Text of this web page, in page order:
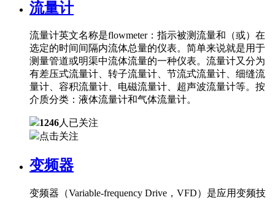
流量计
流量计英文名称是flowmeter：指示被测流量和（或）在
选定的时间间隔内流体总量的仪表。简单来说就是用于
测量管道或明渠中流体流量的一种仪表。流量计又分为
有差压式流量计、转子流量计、节流式流量计、细缝流
量计、容积流量计、电磁流量计、超声波流量计等。按
介质分类：液体流量计和气体流量计。
1246人已关注
点击关注
变频器
变频器（Variable-frequency Drive，VFD）是应用变频技